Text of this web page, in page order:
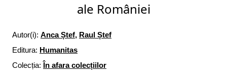
ale României
Autor(i): Anca Ștef, Raul Ștef
Editura: Humanitas
Colecția: În afara colecțiilor